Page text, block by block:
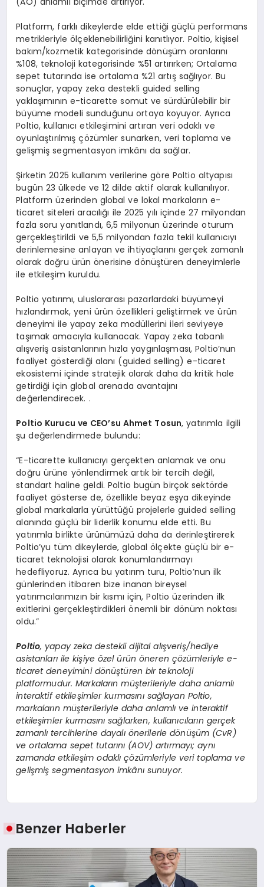
Platform, farklı dikeylerde elde ettiği güçlü performans
metrikleriyle ölçeklenebilirliğini kanıtlıyor. Poltio, kişisel
bakım/kozmetik kategorisinde dönüşüm oranlarını
%108, teknoloji kategorisinde %51 artırırken; Ortalama
sepet tutarında ise ortalama %21 artış sağlıyor. Bu
sonuçlar, yapay zeka destekli guided selling
yaklaşımının e-ticarette somut ve sürdürülebilir bir
büyüme modeli sunduğunu ortaya koyuyor. Ayrıca
Poltio, kullanıcı etkileşimini artıran veri odaklı ve
oyunlaştırılmış çözümler sunarken, veri toplama ve
gelişmiş segmentasyon imkânı da sağlar.
Şirketin 2025 kullanım verilerine göre Poltio altyapısı
bugün 23 ülkede ve 12 dilde aktif olarak kullanılıyor.
Platform üzerinden global ve lokal markaların e-
ticaret siteleri aracılığı ile 2025 yılı içinde 27 milyondan
fazla soru yanıtlandı, 6,5 milyonun üzerinde oturum
gerçekleştirildi ve 5,5 milyondan fazla tekil kullanıcıyı
derinlemesine anlayan ve ihtiyaçlarını gerçek zamanlı
olarak doğru ürün önerisine dönüştüren deneyimlerle
ile etkileşim kuruldu.
Poltio yatırımı, uluslararası pazarlardaki büyümeyi
hızlandırmak, yeni ürün özellikleri geliştirmek ve ürün
deneyimi ile yapay zeka modüllerini ileri seviyeye
taşımak amacıyla kullanacak. Yapay zeka tabanlı
alışveriş asistanlarının hızla yaygınlaşması, Poltio’nun
faaliyet gösterdiği alanı (guided selling) e-ticaret
ekosistemi içinde stratejik olarak daha da kritik hale
getirdiği için global arenada avantajını
değerlendirecek. .
Poltio Kurucu ve CEO’su Ahmet Tosun, yatırımla ilgili
şu değerlendirmede bulundu:
“E-ticarette kullanıcıyı gerçekten anlamak ve onu
doğru ürüne yönlendirmek artık bir tercih değil,
standart haline geldi. Poltio bugün birçok sektörde
faaliyet gösterse de, özellikle beyaz eşya dikeyinde
global markalarla yürüttüğü projelerle guided selling
alanında güçlü bir liderlik konumu elde etti. Bu
yatırımla birlikte ürünümüzü daha da derinleştirerek
Poltio’yu tüm dikeylerde, global ölçekte güçlü bir e-
ticaret teknolojisi olarak konumlandırmayı
hedefliyoruz. Ayrıca bu yatırım turu, Poltio’nun ilk
günlerinden itibaren bize inanan bireysel
yatırımcılarımızın bir kısmı için, Poltio üzerinden ilk
exitlerini gerçekleştirdikleri önemli bir dönüm noktası
oldu.”
Poltio, yapay zeka destekli dijital alışveriş/hediye
asistanları ile kişiye özel ürün öneren çözümleriyle e-
ticaret deneyimini dönüştüren bir teknoloji
platformudur. Markaların müşterileriyle daha anlamlı
interaktif etkileşimler kurmasını sağlayan Poltio,
markaların müşterileriyle daha anlamlı ve interaktif
etkileşimler kurmasını sağlarken, kullanıcıların gerçek
zamanlı tercihlerine dayalı önerilerle dönüşüm (CvR)
ve ortalama sepet tutarını (AOV) artırmayı; aynı
zamanda etkileşim odaklı çözümleriyle veri toplama ve
gelişmiş segmentasyon imkânı sunuyor.
Benzer Haberler